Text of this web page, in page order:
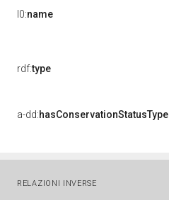
l0:name
rdf:type
a-dd:hasConservationStatusType
RELAZIONI INVERSE